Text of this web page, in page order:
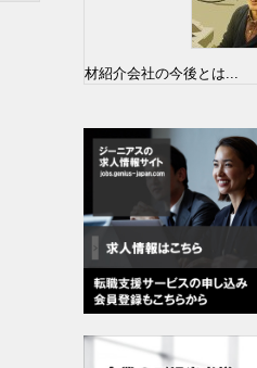
材紹介会社の今後とは...